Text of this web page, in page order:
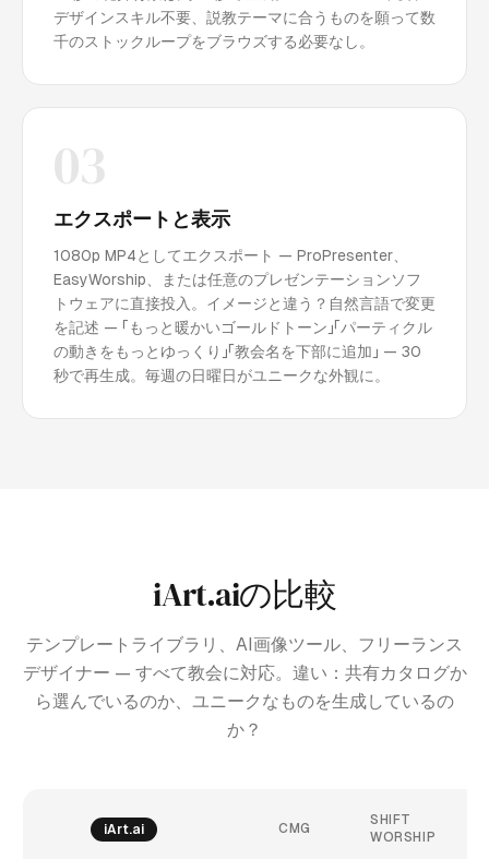
デザインスキル不要、説教テーマに合うものを願って数
千のストックループをブラウズする必要なし。
03
エクスポートと表示
1080p MP4としてエクスポート — ProPresenter、
EasyWorship、または任意のプレゼンテーションソフ
トウェアに直接投入。イメージと違う？自然言語で変更
を記述 — 「もっと暖かいゴールドトーン」「パーティクル
の動きをもっとゆっくり」「教会名を下部に追加」 — 30
秒で再生成。毎週の日曜日がユニークな外観に。
iArt.aiの比較
テンプレートライブラリ、AI画像ツール、フリーランス
デザイナー — すべて教会に対応。違い：共有カタログか
ら選んでいるのか、ユニークなものを生成しているの
か？
iArt.ai CMG
SHIFT
WORSHIP